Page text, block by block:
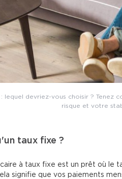
lequel devriez-vous choisir ?
risque et votre
taux fixe ?
à taux fixe est un prêt où le
signifie que vos paiements